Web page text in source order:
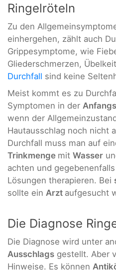
Ringelröteln
Zu den
einhergehen, zählt auch
Grippesymptome, wie
Gliederschmerzen,
Durchfall sind keine
Meist kommt es zu
Symptomen in der
wenn der
Hautausschlag noch nicht
Durchfall muss man auf
Trinkmenge mit Wasser
achten und
Lösungen therapieren. Bei
sollte ein Arzt aufgesucht
Die Diagnose
Die Diagnose wird unter
Ausschlags gestellt. Aber
Hinweise. Es können